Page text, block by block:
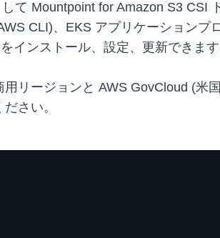
て Mountpoint for Amazon S3 CSI
CLI)、EKS アプリケーションプ
インストール、設定、更新できます
リージョンと AWS GovCloud (米
さい。